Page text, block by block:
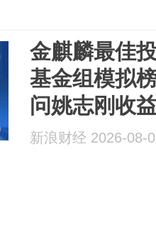
金麒麟最佳
基金组模拟
问姚志刚收
第一(...
新浪财经 2026-08-